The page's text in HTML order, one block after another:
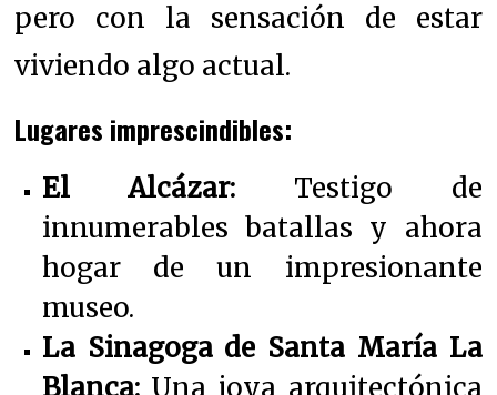
pero con la sensación de estar
viviendo algo actual.
Lugares imprescindibles:
El Alcázar: Testigo de
innumerables batallas y ahora
hogar de un impresionante
museo.
La Sinagoga de Santa María La
Blanca:Una joya arquitectónica